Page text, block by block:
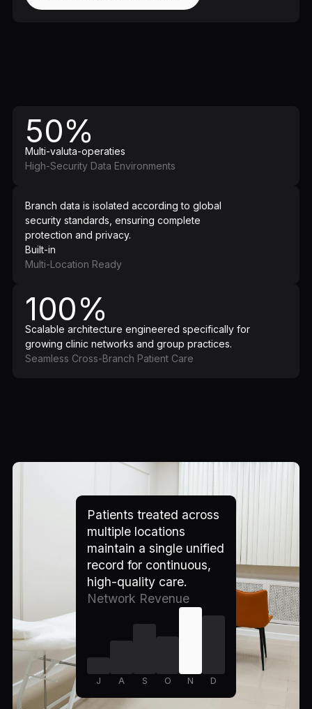
50%
Multi-valuta-operaties
High-Security Data Environments
Branch data is isolated according to global
security standards, ensuring complete
protection and privacy.
Built-in
Multi-Location Ready
100%
Scalable architecture engineered specifically for
growing clinic networks and group practices.
Seamless Cross-Branch Patient Care
Patients treated across
multiple locations
maintain a single unified
record for continuous,
high-quality care.
Network Revenue
J A S O N D